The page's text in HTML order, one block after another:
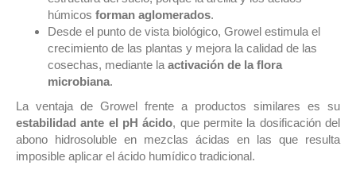
húmicos forman aglomerados.
Desde el punto de vista biológico, Growel estimula el
crecimiento de las plantas y mejora la calidad de las
cosechas, mediante la activación de la flora
microbiana.
La ventaja de Growel frente a productos similares es su
estabilidad ante el pH ácido, que permite la dosificación del
abono hidrosoluble en mezclas ácidas en las que resulta
imposible aplicar el ácido humídico tradicional.